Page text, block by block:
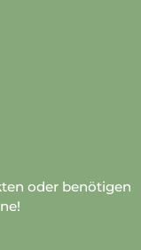
oder benötigen